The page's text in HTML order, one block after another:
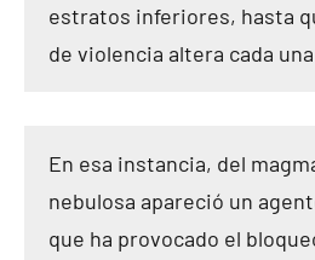
estratos inferiores, hasta
de violencia altera cada
En esa instancia, del
nebulosa apareció un
que ha provocado el